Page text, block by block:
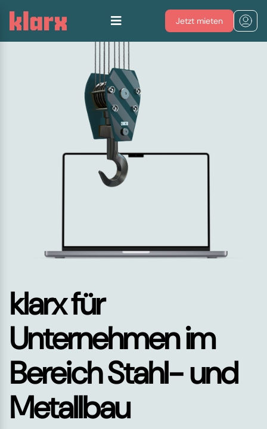
Jetzt mieten
klarx für
Unternehmen im
Bereich Stahl- und
Metallbau